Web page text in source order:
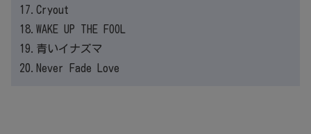
17.Cryout
18.WAKE UP THE FOOL
19.青いイナズマ
20.Never Fade Love